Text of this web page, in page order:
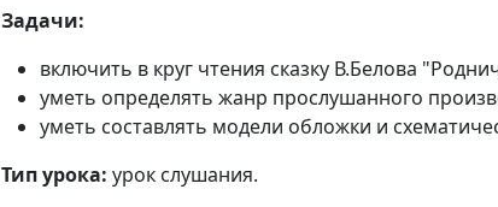
Задачи:
включить в круг чтения сказку В.Белова
уметь определять жанр прослушанного
уметь составлять модели обложки и
Тип урока: урок слушания.